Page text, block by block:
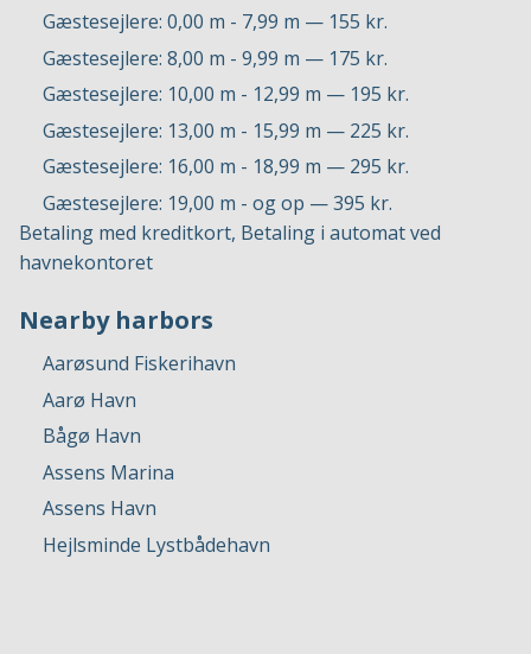
Gæstesejlere: 0,00 m - 7,99 m — 155 kr.
Gæstesejlere: 8,00 m - 9,99 m — 175 kr.
Gæstesejlere: 10,00 m - 12,99 m — 195 kr.
Gæstesejlere: 13,00 m - 15,99 m — 225 kr.
Gæstesejlere: 16,00 m - 18,99 m — 295 kr.
Gæstesejlere: 19,00 m - og op — 395 kr.
Betaling med kreditkort, Betaling i automat ved
havnekontoret
Nearby harbors
Aarøsund Fiskerihavn
Aarø Havn
Bågø Havn
Assens Marina
Assens Havn
Hejlsminde Lystbådehavn